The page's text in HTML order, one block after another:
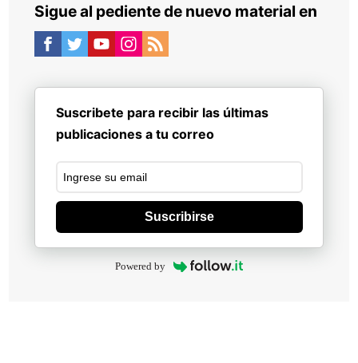
Sigue al pediente de nuevo material en
Suscribete para recibir las últimas
publicaciones a tu correo
Suscribirse
Powered by